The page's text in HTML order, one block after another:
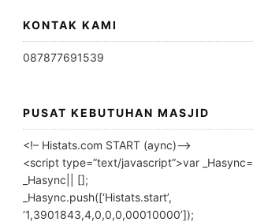
KONTAK KAMI
087877691539
PUSAT KEBUTUHAN MASJID
<!– Histats.com START (aync)–>
<script type=”text/javascript”>var _Hasync=
_Hasync|| [];
_Hasync.push([‘Histats.start’,
‘1,3901843,4,0,0,0,00010000’]);